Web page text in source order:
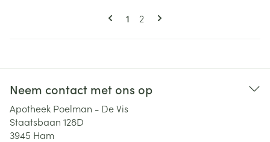
Pagina's
U lees momenteel pagina
1 Pagina
2
Neem contact met ons op
Apotheek Poelman - De Vis
Staatsbaan 128D
3945 Ham